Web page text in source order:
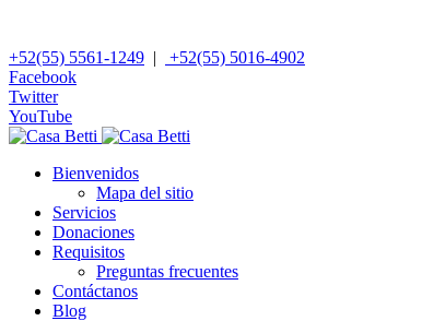
+52(55) 5561-1249 |
+52(55) 5016-4902
Facebook
Twitter
YouTube
Bienvenidos
Mapa del sitio
Servicios
Donaciones
Requisitos
Preguntas frecuentes
Contáctanos
Blog